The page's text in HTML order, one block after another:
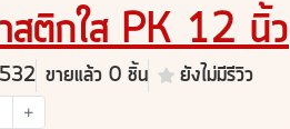
สติกใส PK 12 นิ้ว
ขายแล้ว 0 ชิ้น ยังไม่มีรีวิว